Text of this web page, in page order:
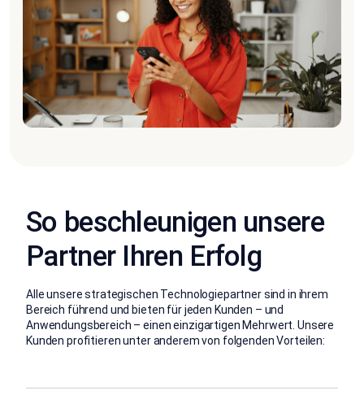
So beschleunigen unsere
Partner Ihren Erfolg
Alle unsere strategischen Technologiepartner sind in ihrem
Bereich führend und bieten für jeden Kunden – und
Anwendungsbereich – einen einzigartigen Mehrwert. Unsere
Kunden profitieren unter anderem von folgenden Vorteilen: